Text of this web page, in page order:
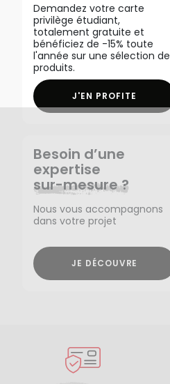
Demandez votre carte
privilège étudiant,
totalement gratuite et
bénéficiez de -15% toute
l'année sur une sélection de
produits.
J'EN PROFITE
Besoin d’une
expertise
sur-mesure ?
Nous vous accompagnons
dans votre projet
JE DÉCOUVRE